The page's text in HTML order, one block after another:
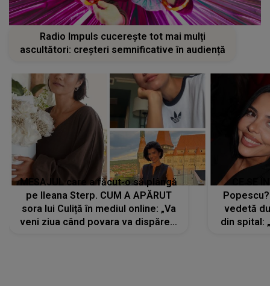
Radio Impuls cucerește tot mai mulți
ascultători: creșteri semnificative în audiență
MESAJUL care a făcut-o să plângă
pe Ileana Sterp. CUM A APĂRUT
sora lui Culiță în mediul online: „Va
veni ziua când povara va dispărea,
vedetă
din spital: